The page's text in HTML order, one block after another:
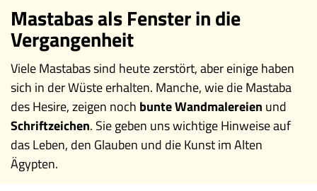
Mastabas als Fenster in die
Vergangenheit
Viele Mastabas sind heute zerstört, aber einige haben
sich in der Wüste erhalten. Manche, wie die Mastaba
des Hesire, zeigen noch bunte Wandmalereien und
Schriftzeichen. Sie geben uns wichtige Hinweise auf
das Leben, den Glauben und die Kunst im Alten
Ägypten.